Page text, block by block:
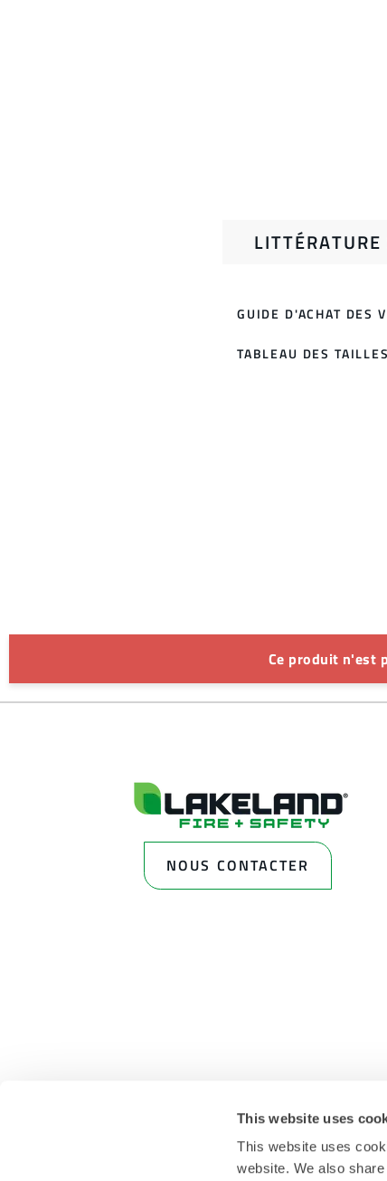
This website uses
This website uses
website. We also
GUIDE D'ACHAT DES
TABLEAU DES
Ce produit n'est
NOUS CONTACTER